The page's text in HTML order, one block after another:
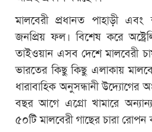
মালবেরী প্রধানত পাহাড়ী
জনপ্রিয় ফল। বিশেষ করে
তাইওয়ান এসব দেশে মালবেরী
ভারতের কিছু কিছু এলাকায়
ধারাবাহিক অনুসন্ধানী
বছর আগে এগ্রো খামারে
৫০টি মালবেরী গাছের চারা রোপন